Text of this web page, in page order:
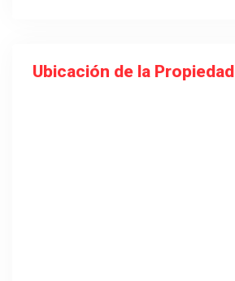
Ubicación de la Propiedad